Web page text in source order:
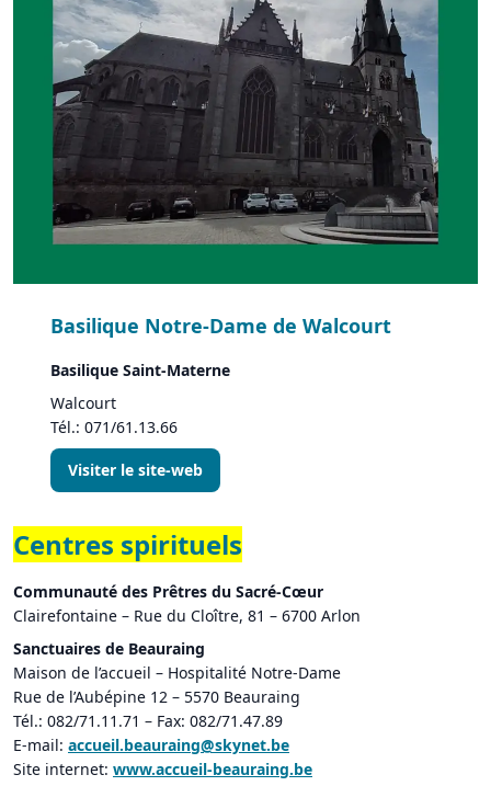
Basilique Notre-Dame de Walcourt
Basilique Saint-Materne
Walcourt
Tél.: 071/61.13.66
Visiter le site-web
Centres spirituels
Communauté des Prêtres du Sacré-Cœur
Clairefontaine – Rue du Cloître, 81 – 6700 Arlon
Sanctuaires de Beauraing
Maison de l’accueil – Hospitalité Notre-Dame
Rue de l’Aubépine 12 – 5570 Beauraing
Tél.: 082/71.11.71 – Fax: 082/71.47.89
E-mail: accueil.beauraing@skynet.be
Site internet: www.accueil-beauraing.be